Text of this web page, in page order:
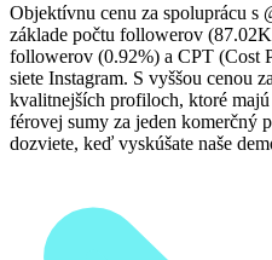
Objektívnu cenu za spoluprácu s
základe počtu followerov
followerov (0.92%) a CPT (Cost
siete Instagram. S vyššou cenou
kvalitnejších profiloch, ktoré
férovej sumy za jeden komerčný
dozviete, keď vyskúšate naše